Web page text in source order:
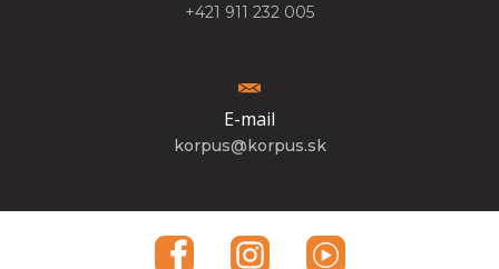
+421 911 232 005
E-mail
korpus@korpus.sk